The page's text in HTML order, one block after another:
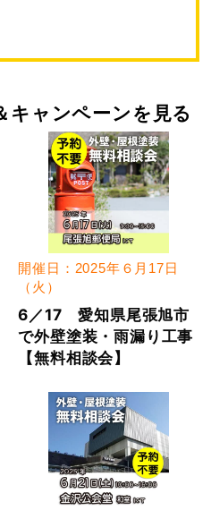
キャンペーンを見る
開催日：2025年６月17日
（火）
6／17 愛知県尾張旭市
で外壁塗装・雨漏り工事
【無料相談会】